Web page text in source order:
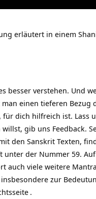
erläutert in einem
besser verstehen. Und
einen tieferen Bezug
dich hilfreich ist. Lass
gib uns Feedback.
den Sanskrit Texten,
unter der Nummer 59.
auch viele weitere
insbesondere zur
.